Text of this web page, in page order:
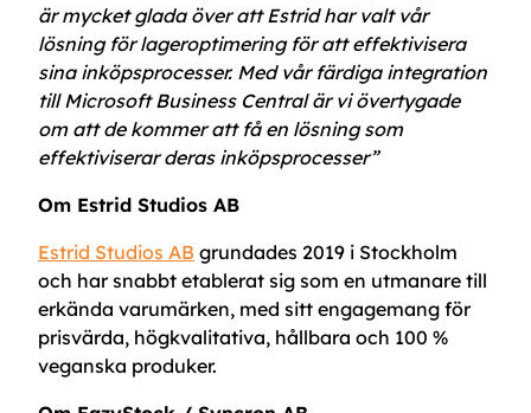
är mycket glada över att Estrid har valt vår
lösning för lageroptimering för att effektivisera
sina inköpsprocesser. Med vår färdiga integration
till Microsoft Business Central är vi övertygade
om att de kommer att få en lösning som
effektiviserar deras inköpsprocesser”
Om Estrid Studios AB
Estrid Studios AB grundades 2019 i Stockholm
och har snabbt etablerat sig som en utmanare till
erkända varumärken, med sitt engagemang för
prisvärda, högkvalitativa, hållbara och 100 %
veganska produker.